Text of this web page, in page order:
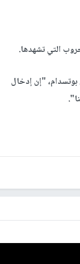
التي تشهدها.
بوتسدام، "إن إدخال